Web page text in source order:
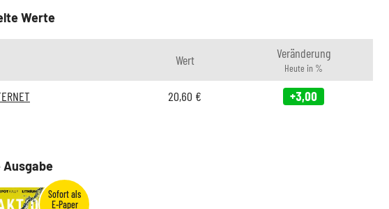
Werte
Wert Veränderung
Heute in %
20,60 € +3,00